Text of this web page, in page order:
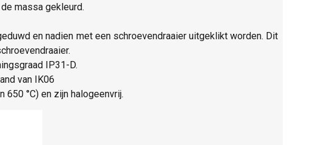
massa gekleurd.
en nadien met een schroevendraaier uitgeklikt worden. Dit
IP31-D.
van IK06
°C) en zijn halogeenvrij.